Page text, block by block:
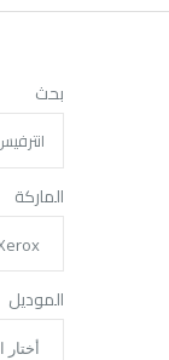
بحث
الماركة
الموديل